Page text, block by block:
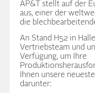
AP&T stellt auf der
aus, einer der
die
An Stand H52 in
Vertriebsteam und
Verfügung, um Ihre
Ihnen unsere
darunter: